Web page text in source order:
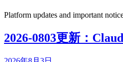
Platform updates and important
2026-0803更新：